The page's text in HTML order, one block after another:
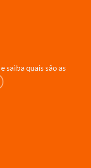
saiba quais são as